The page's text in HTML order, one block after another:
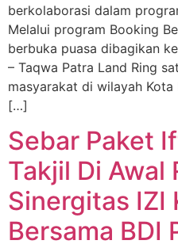
berkolaborasi dalam
Melalui program Booking
berbuka puasa dibagikan
– Taqwa Patra Land Ring
masyarakat di wilayah
[…]
Sebar Paket
Takjil Di Awal
Sinergitas IZI
Bersama BDI